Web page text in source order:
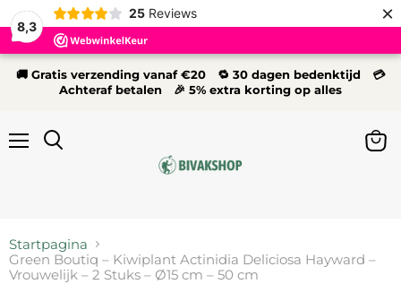
8,3
25 Reviews ×
🚚 Gratis verzending vanaf €20 🔁 30 dagen bedenktijd 💳
Achteraf betalen 🎉 5% extra korting op alles
Startpagina
Green Boutiq – Kiwiplant Actinidia Deliciosa Hayward –
Vrouwelijk – 2 Stuks – Ø15 cm – 50 cm